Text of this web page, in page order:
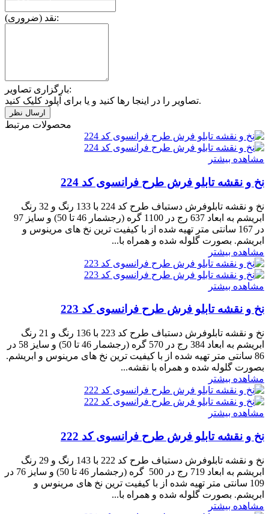
نقد (ضروری):
بارگزاری تصاویر:
تصاویر را در اینجا رها کنید و یا برای آپلود کلیک کنید.
محصولات مرتبط
مشاهده بیشتر
نخ و نقشه تابلو فرش طرح فرانسوی کد 224
نخ و نقشه تابلوفرش دستباف طرح کد 224 با 133 رنگ و 32 رنگ
ابریشم به ابعاد 637 رج در 1100 گره (رجشمار 46 تا 50) و سایز 97
در 167 سانتی متر تهیه شده از با کیفیت ترین نخ های مرینوس و
ابریشم. بصورت گلوله شده و همراه با...
مشاهده بیشتر
مشاهده بیشتر
نخ و نقشه تابلو فرش طرح فرانسوی کد 223
نخ و نقشه تابلوفرش دستباف طرح کد 223 با 136 رنگ و 21 رنگ
ابریشم به ابعاد 384 رج در 570 گره (رجشمار 46 تا 50) و سایز 58 در
86 سانتی متر تهیه شده از با کیفیت ترین نخ های مرینوس و ابریشم.
بصورت گلوله شده و همراه با نقشه...
مشاهده بیشتر
مشاهده بیشتر
نخ و نقشه تابلو فرش طرح فرانسوی کد 222
نخ و نقشه تابلوفرش دستباف طرح کد 222 با 143 رنگ و 29 رنگ
ابریشم به ابعاد 719 رج در 500 گره (رجشمار 46 تا 50) و سایز 76 در
109 سانتی متر تهیه شده از با کیفیت ترین نخ های مرینوس و
ابریشم. بصورت گلوله شده و همراه با...
مشاهده بیشتر